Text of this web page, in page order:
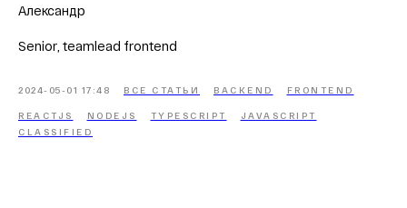
Александр
Senior, teamlead frontend
2024-05-01 17:48 ВСЕ СТАТЬИ BACKEND FRONTEND
REACTJS NODEJS TYPESCRIPT
JAVASCRIPT
CLASSIFIED